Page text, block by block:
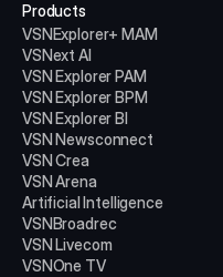
Products
VSNExplorer+ MAM
VSNext AI
VSN Explorer PAM
VSN Explorer BPM
VSN Explorer BI
VSN Newsconnect
VSN Crea
VSN Arena
Artificial Intelligence
VSNBroadrec
VSN Livecom
VSNOne TV